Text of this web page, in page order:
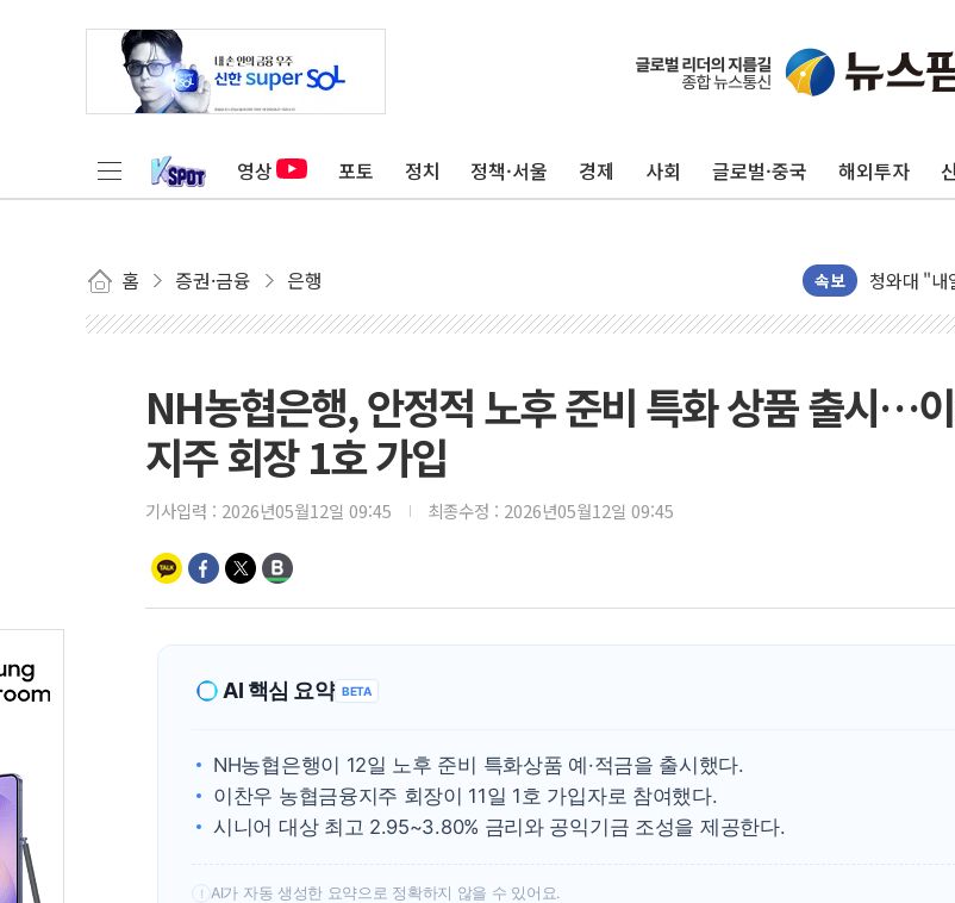
영상 포토 정치 정책·서울 경제 사회 글로벌·중국 해외투자
홈 증권·금융 은행 속보
李대통령 "
초등학교
"전월세 대
배틀그라
케이피에
국민통합
HD건설기
아파트에
깊이가 다
원포유, 그
'친명 vs
NH농협은행, 안정적 노후 준비 특화 상품 출시…
지주 회장 1호 가입
기사입력 : 2026년05월12일 09:45 최종수정 : 2026년05월12일 09:45
AI 핵심 요약 BETA
NH농협은행이 12일 노후 준비 특화상품 예·적금을 출시했다.
이찬우 농협금융지주 회장이 11일 1호 가입자로 참여했다.
시니어 대상 최고 2.95~3.80% 금리와 공익기금 조성을 제공한다.
! AI가 자동 생성한 요약으로 정확하지 않을 수 있어요.